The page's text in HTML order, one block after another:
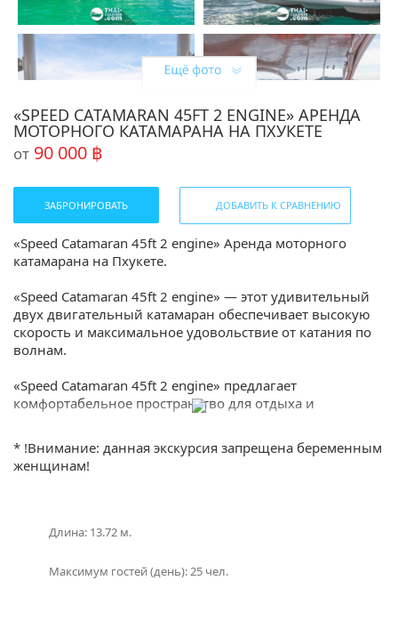
Поделиться:
«SPEED CATAMARAN 45FT 2 ENGINE» АРЕНДА
МОТОРНОГО КАТАМАРАНА НА ПХУКЕТЕ
от 90 000 ฿
ЗАБРОНИРОВАТЬ ДОБАВИТЬ К СРАВНЕНИЮ
«Speed Catamaran 45ft 2 engine» Аренда моторного
катамарана на Пхукете.
«Speed Catamaran 45ft 2 engine» — этот удивительный
двух двигательный катамаран обеспечивает высокую
скорость и максимальное удовольствие от катания по
волнам.
«Speed Catamaran 45ft 2 engine» предлагает
комфортабельное пространство для отдыха и
просторный салон для отдыха в тени. На борту имеется
оборудование для занятий водными видами спорта,
такими как сноркелинг и дайвинг.
предоставит исследовать бескрайние воды островов
видами и открыть для себя удивительное подводное
мир. Капитан с опытом проведет вас по самым
* !Внимание: данная экскурсия запрещена беременным
женщинам!
Длина: 13.72 м.
Максимум гостей (день): 25 чел.